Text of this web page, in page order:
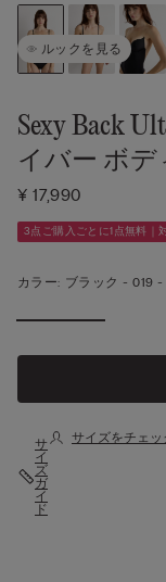
ルックを見る
Sexy Back
イバー ボデ
¥ 17,990
3点ご購入ごとに1点無料｜
カラー: ブラック -019 -
サ
イ
ズ
ガ
イ
ド
サイズをチェッ